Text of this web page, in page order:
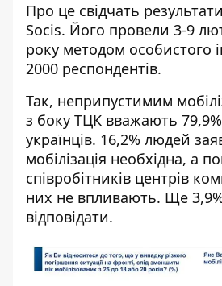
Про це свідчать
Socis. Його провели 3-9
року методом особистого
2000 респондентів.
Так, неприпустимим
з боку ТЦК вважають
українців. 16,2% людей
мобілізація необхідна, а
співробітників центрів
них не впливають. Ще
відповідати.